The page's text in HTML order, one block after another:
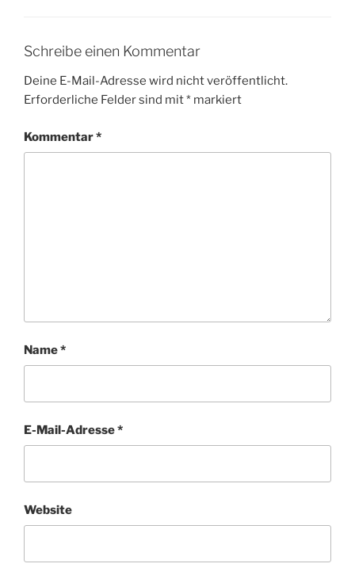
Schreibe einen Kommentar
Deine E-Mail-Adresse wird nicht veröffentlicht.
Erforderliche Felder sind mit* markiert
Kommentar*
Name*
E-Mail-Adresse*
Website